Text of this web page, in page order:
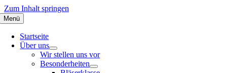
Zum Inhalt springen
Menü
Startseite
Über uns
Wir stellen uns vor
Besonderheiten